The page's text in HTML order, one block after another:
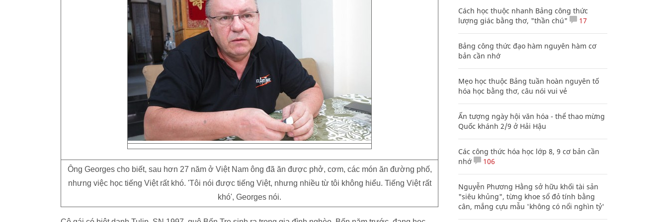
Ông Georges cho biết, sau hơn 27 năm ở Việt Nam ông đã ăn được phở, cơm, các món ăn đường phố,
nhưng việc học tiếng Việt rất khó. 'Tôi nói được tiếng Việt, nhưng nhiều từ tôi không hiểu. Tiếng Việt rất
khó', Georges nói.
Cách học thuộc nhanh Bảng công thức
lượng giác bằng thơ, "thần chú"
17
Bảng công thức đạo hàm nguyên hàm cơ
bản cần nhớ
Mẹo học thuộc Bảng tuần hoàn nguyên tố
hóa học bằng thơ, câu nói vui vẻ
Ấn tượng ngày hội văn hóa - thể thao mừng
Quốc khánh 2/9 ở Hải Hậu
Các công thức hóa học lớp 8, 9 cơ bản cần
nhớ
106
Nguyễn Phương Hằng sở hữu khối tài sản
"siêu khủng", từng khoe sổ đỏ tính bằng
cân, mắng cựu mẫu 'không có nổi nghìn tỷ'